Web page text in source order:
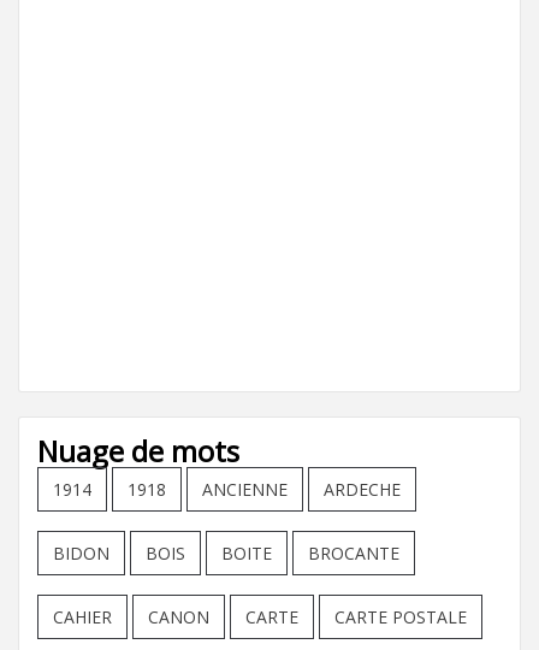
Nuage de mots
1914 1918 ANCIENNE ARDECHE
BIDON BOIS BOITE BROCANTE
CAHIER CANON CARTE CARTE POSTALE